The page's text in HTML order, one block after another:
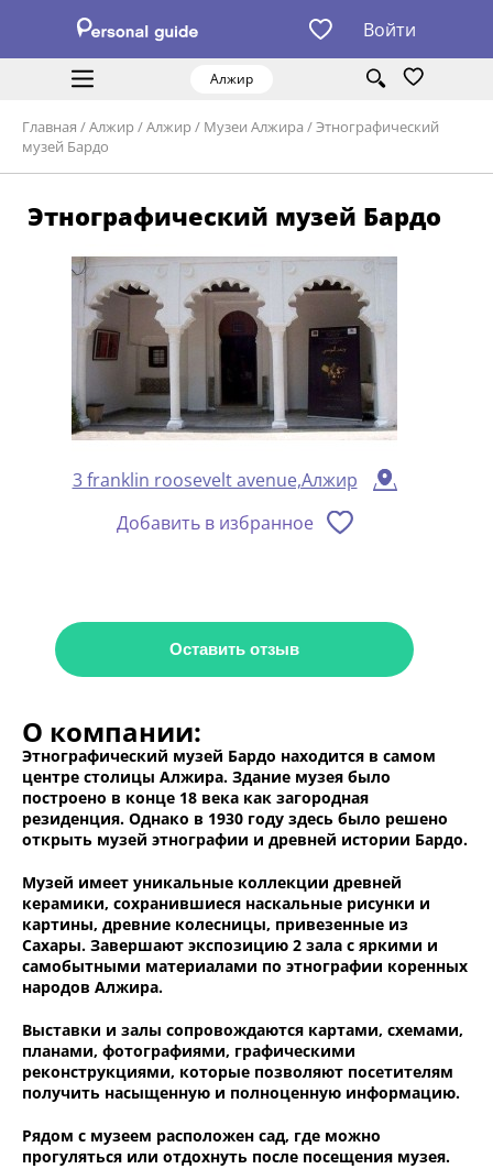
Войти
Алжир
Главная /Алжир/Алжир/ Музеи Алжира /Этнографический
музей Бардо
Этнографический музей Бардо
3 franklin roosevelt avenue,Алжир
Добавить в избранное
Оставить отзыв
О компании:
Этнографический музей Бардо находится в самом
центре столицы Алжира. Здание музея было
построено в конце 18 века как загородная
резиденция. Однако в 1930 году здесь было решено
открыть музей этнографии и древней истории Бардо.
Музей имеет уникальные коллекции древней
керамики, сохранившиеся наскальные рисунки и
картины, древние колесницы, привезенные из
Сахары. Завершают экспозицию 2 зала с яркими и
самобытными материалами по этнографии коренных
народов Алжира.
Выставки и залы сопровождаются картами, схемами,
планами, фотографиями, графическими
реконструкциями, которые позволяют посетителям
получить насыщенную и полноценную информацию.
Рядом с музеем расположен сад, где можно
прогуляться или отдохнуть после посещения музея.